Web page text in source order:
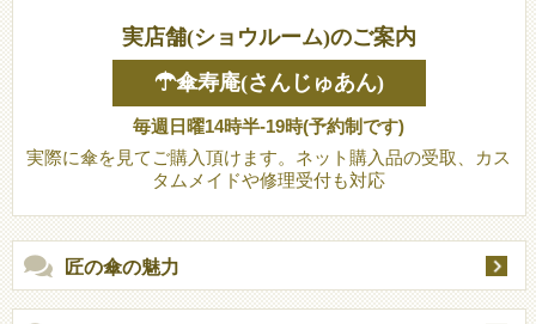
実店舗(ショウルーム)のご案内
☂傘寿庵(さんじゅあん)
毎週日曜14時半-19時(予約制です)
実際に傘を見てご購入頂けます。ネット購入品の受取、カス
タムメイドや修理受付も対応
匠の傘の魅力